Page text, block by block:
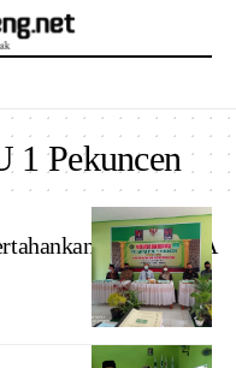
1 Pekuncen
Akreditasi A